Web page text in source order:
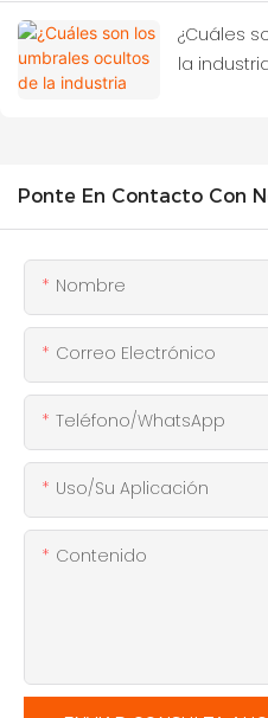
en el
¿Cuáles
la
Ponte En Contacto Con
Nombre
Correo Electrónico
Teléfono/WhatsApp
Uso/Su Aplicación
Contenido